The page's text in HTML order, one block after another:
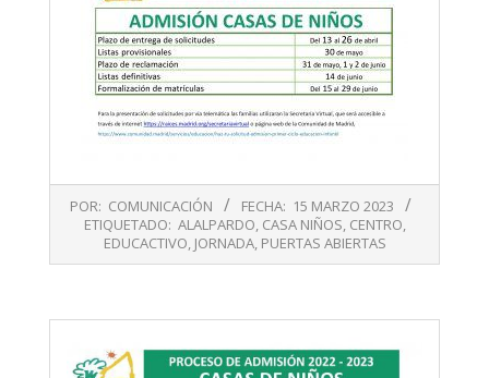
03-
POR: COMUNICACIÓN FECHA: 15 MARZO 2023
ETIQUETADO: ALALPARDO, CASA NIÑOS, CENTRO,
EDUCACTIVO, JORNADA, PUERTAS ABIERTAS